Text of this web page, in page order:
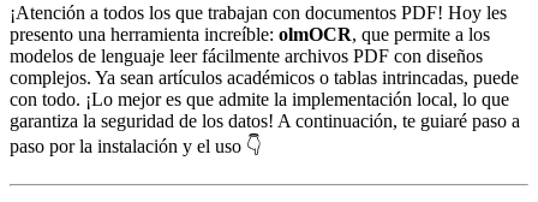
¡Atención a todos los que trabajan con documentos PDF! Hoy les
presento una herramienta increíble: olmOCR, que permite a los
modelos de lenguaje leer fácilmente archivos PDF con diseños
complejos. Ya sean artículos académicos o tablas intrincadas, puede
con todo. ¡Lo mejor es que admite la implementación local, lo que
garantiza la seguridad de los datos! A continuación, te guiaré paso a
paso por la instalación y el uso 👇